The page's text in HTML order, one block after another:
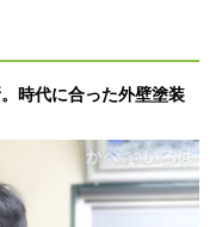
時代に合った外壁塗装